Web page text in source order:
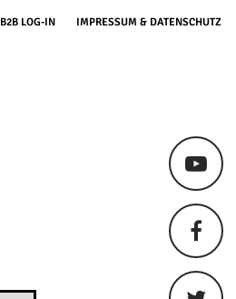
B2B LOG-IN IMPRESSUM & DATENSCHUTZ